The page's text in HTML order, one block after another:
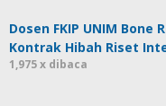
Dosen FKIP UNIM
Kontrak Hibah Riset
1,975 x dibaca